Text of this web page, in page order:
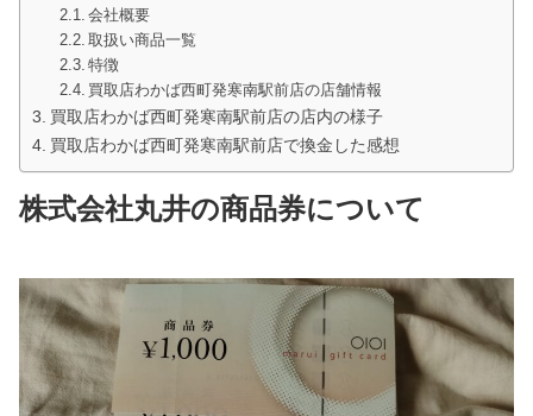
会社概要
取扱い商品一覧
特徴
買取店わかば西町発寒南駅前店の店舗情報
買取店わかば西町発寒南駅前店の店内の様子
買取店わかば西町発寒南駅前店で換金した感想
株式会社丸井の商品券について